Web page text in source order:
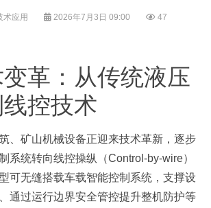
术应用 2026年7月3日 09:00 47
革：从传统液压
控技术
、矿山机械设备正迎来技术革新，逐步
系统转向线控操纵（Control-by-wire）
可无缝搭载车载智能控制系统，支撑设
通过运行边界安全管控提升整机防护等